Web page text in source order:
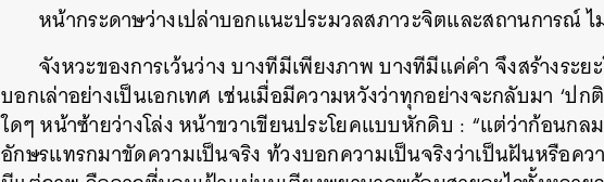
หน้ากระดาษว่างเปล่าบอกแนะประมวลสภาวะจิตและสถานการณ์
จังหวะของการเว้นว่าง บางทีมีเพียงภาพ บางทีมีแค่คำ จึงสร้างระ
บอกเล่าอย่างเป็นเอกเทศ เช่นเมื่อมีความหวังว่าทุกอย่างจะกลับมา ‘ป
ใดๆ หน้าซ้ายว่างโล่ง หน้าขวาเขียนประโยคแบบหักดิบ : “แต่ว่าก้อนก
อักษรแทรกมาขัดความเป็นจริง ท้วงบอกความเป็นจริงว่าเป็นฝันหรือค